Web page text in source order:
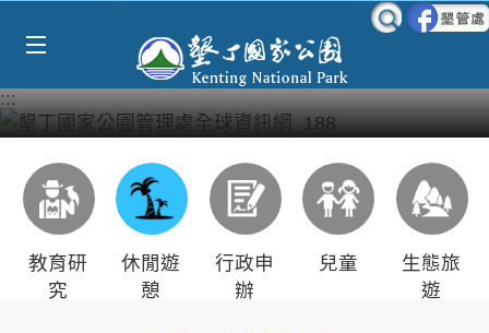
:::
教育研
究
休閒遊
憩
行政申
辦
兒童
生態旅
遊